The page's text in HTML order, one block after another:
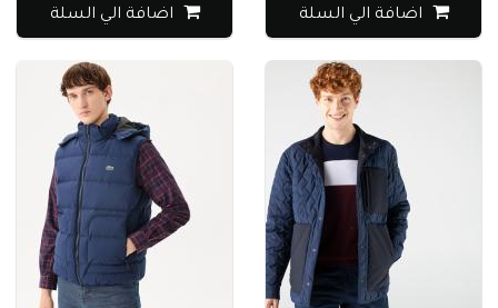
اضافة الي السلة اضافة الي السلة